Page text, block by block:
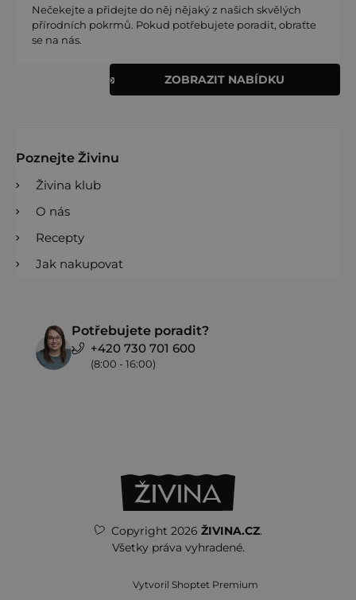
Nečekejte a přidejte do něj nějaký z našich skvělých
přírodních pokrmů. Pokud potřebujete poradit, obraťte
se na nás.
ZOBRAZIT NABÍDKU
Poznejte Živinu
Živina klub
O nás
Recepty
Jak nakupovat
Potřebujete poradit?
+420 730 701 600
(8:00 - 16:00)
Vytvoril Shoptet Premium
Copyright 2026 ŽIVINA.CZ.
Všetky práva vyhradené.